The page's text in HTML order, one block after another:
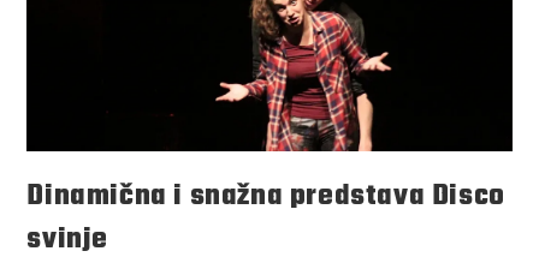
Dinamična i snažna predstava Disco
svinje